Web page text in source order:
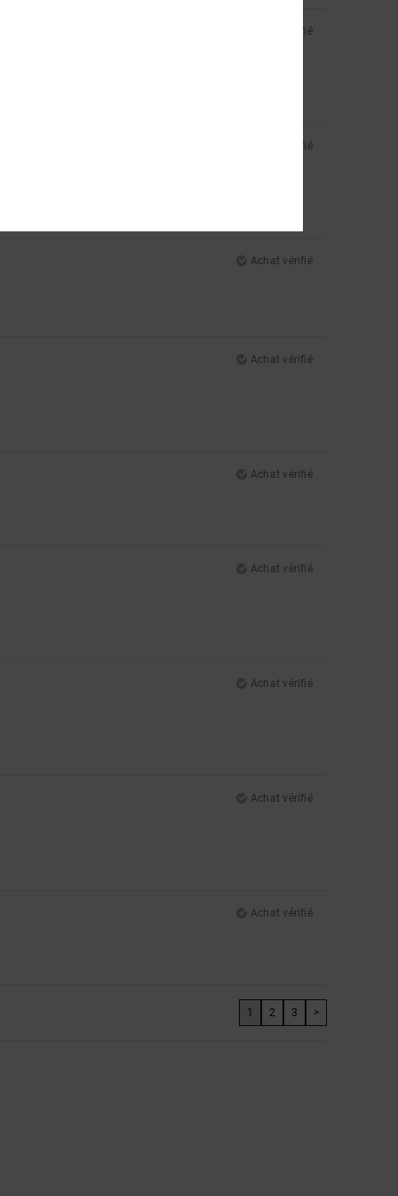
Achat vérifié
Achat vérifié
Achat vérifié
Achat vérifié
Achat vérifié
Achat vérifié
Achat vérifié
Achat vérifié
Achat vérifié
1 2 3 >